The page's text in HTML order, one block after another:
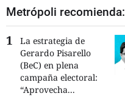
Metrópoli recomienda:
La estrategia de
Gerardo Pisarello
(BeC) en plena
campaña electoral:
“Aprovecha...